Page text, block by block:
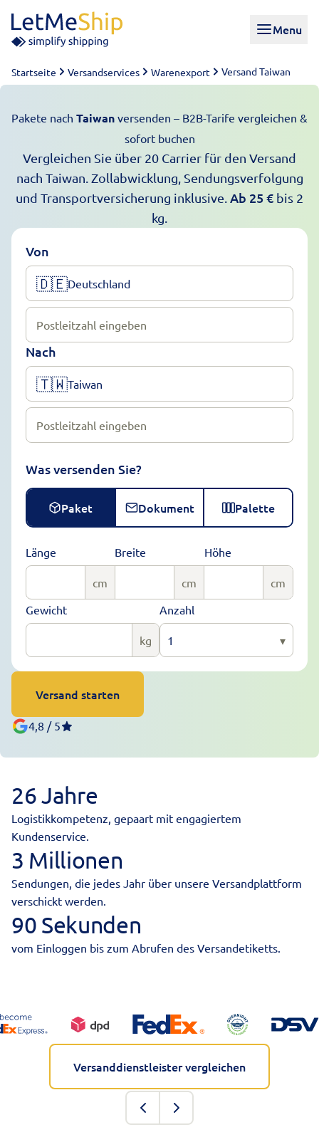
Menu
Startseite Versandservices Warenexport Versand Taiwan
Pakete nach Taiwan versenden – B2B-Tarife vergleichen &
sofort buchen
Vergleichen Sie über 20 Carrier für den Versand
nach Taiwan. Zollabwicklung, Sendungsverfolgung
und Transportversicherung inklusive. Ab 25 € bis 2
kg.
Von
🇩🇪Deutschland
Postleitzahl eingeben
Nach
🇹🇼Taiwan
Postleitzahl eingeben
Was versenden Sie?
Paket Dokument Palette
Länge Breite Höhe
cm cm
cm
Gewicht
kg
Anzahl
1 ▾
Versand starten
4,8 / 5
26 Jahre
Logistikkompetenz, gepaart mit engagiertem
Kundenservice.
3 Millionen
Sendungen, die jedes Jahr über unsere Versandplattform
verschickt werden.
90 Sekunden
vom Einloggen bis zum Abrufen des Versandetiketts.
Versanddienstleister vergleichen